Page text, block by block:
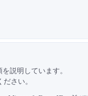
説明しています。
さい。